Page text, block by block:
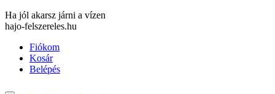
Ha jól akarsz járni a vízen
hajo-felszereles.hu
Fiókom
Kosár
Belépés